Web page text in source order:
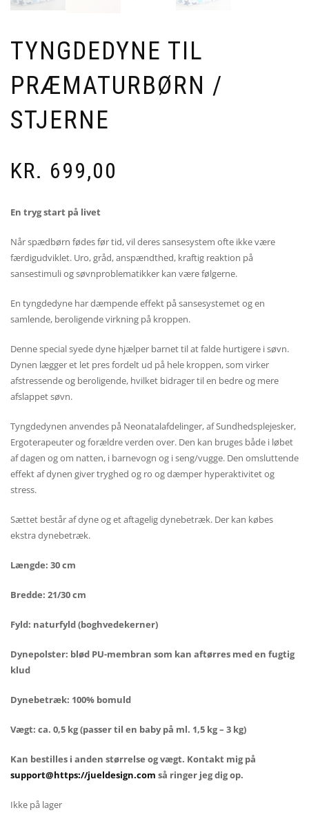
TYNGDEDYNE TIL
PRÆMATURBØRN /
STJERNE
KR. 699,00
En tryg start på livet
Når spædbørn fødes før tid, vil deres sansesystem ofte ikke være
færdigudviklet. Uro, gråd, anspændthed, kraftig reaktion på
sansestimuli og søvnproblematikker kan være følgerne.
En tyngdedyne har dæmpende effekt på sansesystemet og en
samlende, beroligende virkning på kroppen.
Denne special syede dyne hjælper barnet til at falde hurtigere i søvn.
Dynen lægger et let pres fordelt ud på hele kroppen, som virker
afstressende og beroligende, hvilket bidrager til en bedre og mere
afslappet søvn.
Tyngdedynen anvendes på Neonatalafdelinger, af Sundhedsplejesker,
Ergoterapeuter og forældre verden over. Den kan bruges både i løbet
af dagen og om natten, i barnevogn og i seng/vugge. Den omsluttende
effekt af dynen giver tryghed og ro og dæmper hyperaktivitet og
stress.
Sættet består af dyne og et aftagelig dynebetræk. Der kan købes
ekstra dynebetræk.
Længde: 30 cm
Bredde: 21/30 cm
Fyld: naturfyld (boghvedekerner)
Dynepolster: blød PU-membran som kan aftørres med en fugtig
klud
Dynebetræk: 100% bomuld
Vægt: ca. 0,5 kg (passer til en baby på ml. 1,5 kg – 3 kg)
Kan bestilles i anden størrelse og vægt. Kontakt mig på
support@https://jueldesign.com så ringer jeg dig op.
Ikke på lager